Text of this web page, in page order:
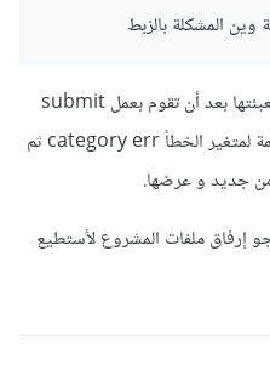
المشكلة بالزبط
صفحة الاستمارة الفعلية التي نقوم بتعبئتها بعد أن تقوم بعمل submit
سوف نعالج الطلبية و نقوم بإسناد قيمة لمتغير الخطأ category err ثم
جديد و عرضها.
إرفاق ملفات المشروع لأستطيع